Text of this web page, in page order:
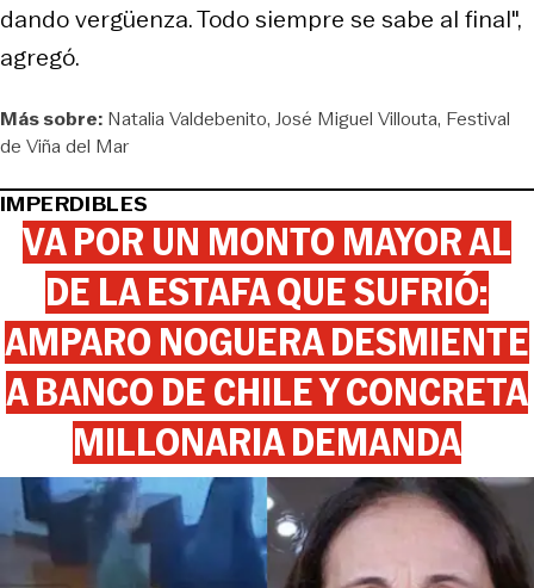
dando vergüenza. Todo siempre se sabe al final",
agregó.
Más sobre: Natalia Valdebenito José Miguel Villouta Festival
de Viña del Mar
IMPERDIBLES
VA POR UN MONTO MAYOR AL
DE LA ESTAFA QUE SUFRIÓ:
AMPARO NOGUERA DESMIENTE
A BANCO DE CHILE Y CONCRETA
MILLONARIA DEMANDA